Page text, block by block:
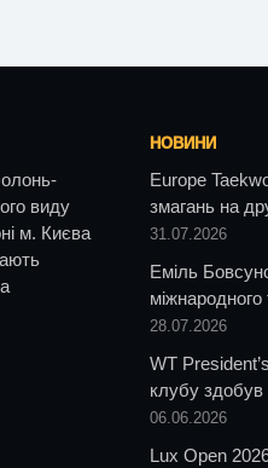
виду
м. Києва
НОВИНИ
Europe
змагань на
31.07.2026
Еміль
28.07.2026
WT
клубу здобув
06.06.2026
Lux Open